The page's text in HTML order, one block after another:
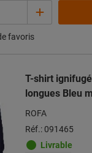
favoris
T-shirt
longues Bleu
ROFA
Réf.: 091465
Livrable